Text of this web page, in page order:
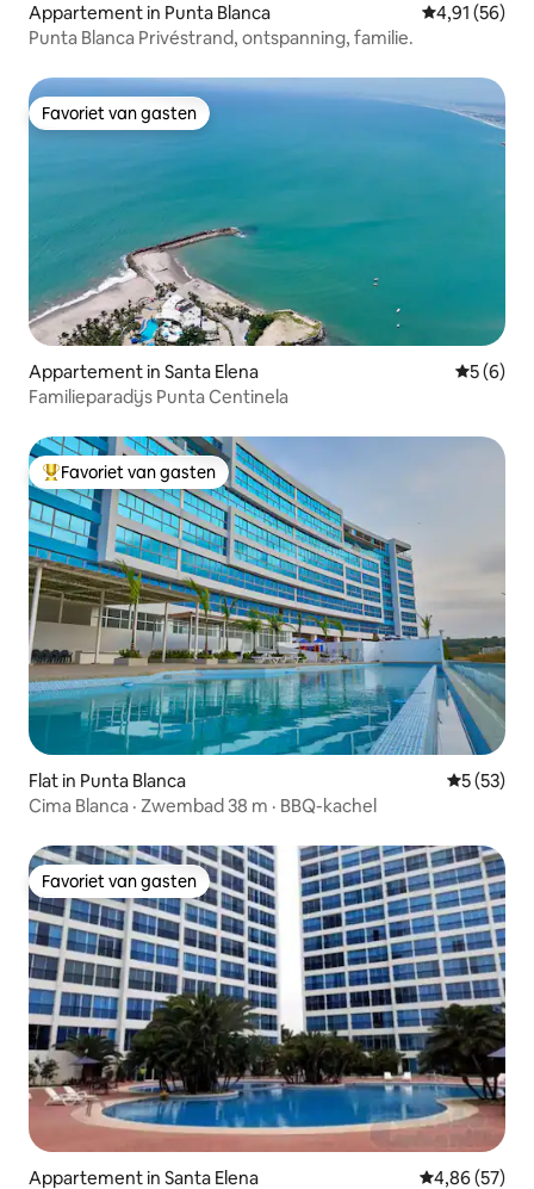
Appartement in Punta Blanca Gemiddelde
4,91 (56)
Punta Blanca Privéstrand, ontspanning, familie.
Favoriet van gasten
Favoriet van gasten
Appartement in Santa Elena
5 (6)
Familieparadijs Punta Centinela
Topfavoriet van gasten
Favoriet van gasten
Flat in Punta Blanca
5 (53)
Cima Blanca · Zwembad 38 m · BBQ-kachel
Favoriet van gasten
Favoriet van gasten
Appartement in Santa Elena Gemiddelde
4,86 (57)